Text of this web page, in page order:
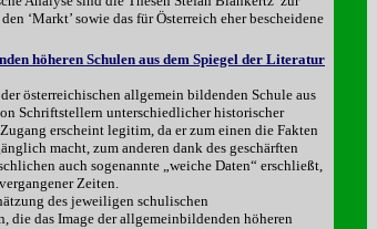
‘Markt’ sowie das für Österreich eher bescheidene
höheren Schulen aus dem Spiegel der Literatur
österreichischen allgemein bildenden Schule aus
Schriftstellern unterschiedlicher historischer
erscheint legitim, da er zum einen die Fakten
macht, zum anderen dank des geschärften
auch sogenannte „weiche Daten“ erschließt,
Zeiten.
des jeweiligen schulischen
die das Image der allgemeinbildenden höheren